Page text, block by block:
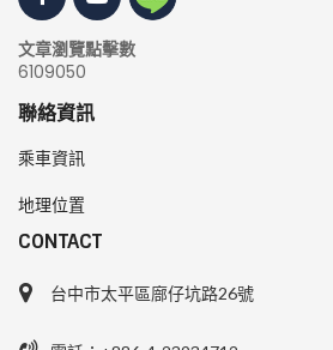
文章瀏覽點擊數
6109050
聯絡資訊
乘車資訊
地理位置
CONTACT
台中市太平區廍仔坑路26號